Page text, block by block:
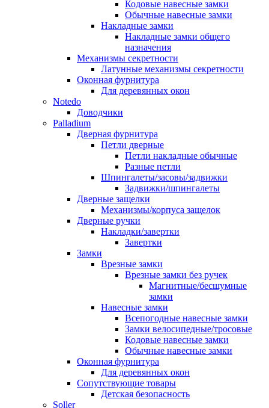
Кодовые навесные замки
Обычные навесные замки
Накладные замки
Накладные замки общего
назначения
Механизмы секретности
Латунные механизмы секретности
Оконная фурнитура
Для деревянных окон
Notedo
Доводчики
Palladium
Дверная фурнитура
Петли дверные
Петли накладные обычные
Разные петли
Шпингалеты/засовы/задвижки
Задвижки/шпингалеты
Дверные защелки
Механизмы/корпуса защелок
Дверные ручки
Накладки/завертки
Завертки
Замки
Врезные замки
Врезные замки без ручек
Магнитные/бесшумные
замки
Навесные замки
Всепогодные навесные замки
Замки велосипедные/тросовые
Кодовые навесные замки
Обычные навесные замки
Оконная фурнитура
Для деревянных окон
Сопутствующие товары
Детская безопасность
Soller